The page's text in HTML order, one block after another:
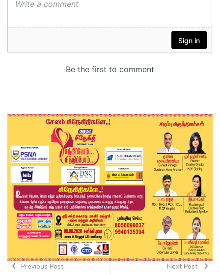
Previous Post Next Post